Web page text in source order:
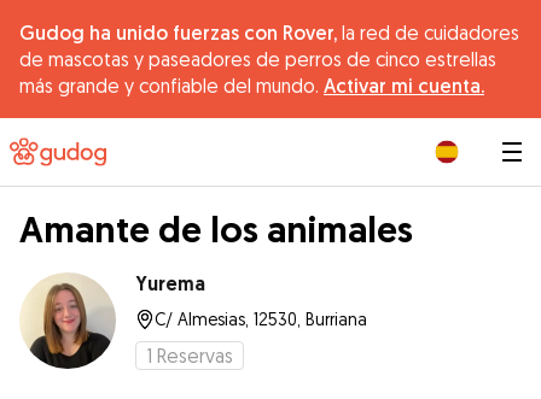
Gudog ha unido fuerzas con Rover, la red de cuidadores
de mascotas y paseadores de perros de cinco estrellas
más grande y confiable del mundo. Activar mi cuenta.
Amante de los animales
Yurema
C/ Almesias, 12530, Burriana
1 Reservas